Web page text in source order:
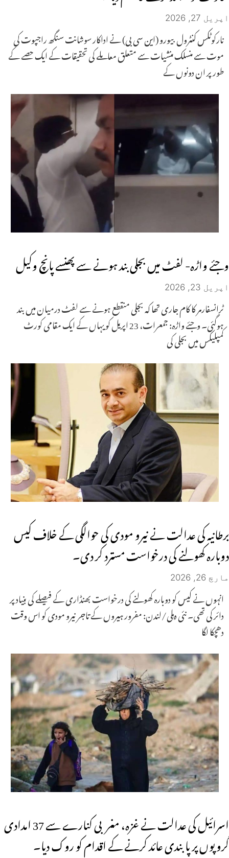
اپریل 27, 2026
نارکوٹکس کنٹرول بیورو (این سی بی) نے اداکار سوشانت سنگھ راجپوت کی
موت سے منسلک منشیات سے متعلق معاملے کی تحقیقات کے ایک حصے کے
طور پر ان دونوں کے
وجئے واڑہ- لفٹ میں بجلی بند ہونے سے پھنسے پانچ وکیل
اپریل 23, 2026
ٹرانسفارمر کا کام جاری تھا کہ بجلی منقطع ہونے سے لفٹ درمیان میں بند
ہوگئی۔ وجئے واڑہ: جمعرات، 23 اپریل کو یہاں کے ایک مقامی کورٹ
کمپلیکس میں بجلی کی
برطانیہ کی عدالت نے نیرو مودی کی حوالگی کے خلاف کیس
دوبارہ کھولنے کی درخواست مسترد کر دی۔
مارچ 26, 2026
انہوں نے کیس کو دوبارہ کھولنے کی درخواست بھنڈاری کے فیصلے کی بنیاد پر
دائر کی تھی۔ نئی دہلی/لندن: مفرور ہیروں کے تاجر نیرو مودی کو اس وقت
دھچکا لگا
اسرائیل کی عدالت نے غزہ، مغربی کنارے سے 37 امدادی
گروپوں پر پابندی عائد کرنے کے اقدام کو روک دیا۔